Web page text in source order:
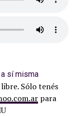
Sólo tenés
para